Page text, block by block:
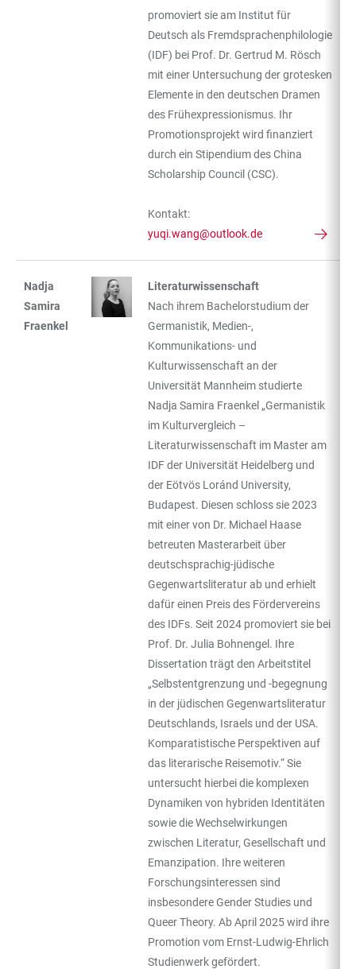
promoviert sie am Institut für
Deutsch als Fremdsprachenphilologie
(IDF) bei Prof. Dr. Gertrud M. Rösch
mit einer Untersuchung der grotesken
Elemente in den deutschen Dramen
des Frühexpressionismus. Ihr
Promotionsprojekt wird finanziert
durch ein Stipendium des China
Scholarship Council (CSC).
Kontakt:
yuqi.wang@outlook.de
Nadja
Samira
Fraenkel
Literaturwissenschaft
Nach ihrem Bachelorstudium der
Germanistik, Medien-,
Kommunikations- und
Kulturwissenschaft an der
Universität Mannheim studierte
Nadja Samira Fraenkel „Germanistik
im Kulturvergleich –
Literaturwissenschaft im Master am
IDF der Universität Heidelberg und
der Eötvös Loránd University,
Budapest. Diesen schloss sie 2023
mit einer von Dr. Michael Haase
betreuten Masterarbeit über
deutschsprachig-jüdische
Gegenwartsliteratur ab und erhielt
dafür einen Preis des Fördervereins
des IDFs. Seit 2024 promoviert sie bei
Prof. Dr. Julia Bohnengel. Ihre
Dissertation trägt den Arbeitstitel
„Selbstentgrenzung und -begegnung
in der jüdischen Gegenwartsliteratur
Deutschlands, Israels und der USA.
Komparatistische Perspektiven auf
das literarische Reisemotiv.“ Sie
untersucht hierbei die komplexen
Dynamiken von hybriden Identitäten
sowie die Wechselwirkungen
zwischen Literatur, Gesellschaft und
Emanzipation. Ihre weiteren
Forschungsinteressen sind
insbesondere Gender Studies und
Queer Theory. Ab April 2025 wird ihre
Promotion vom Ernst-Ludwig-Ehrlich
Studienwerk gefördert.